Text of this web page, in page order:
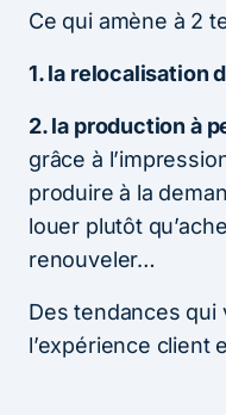
Ce qui amène à 2
1. la relocalisation
2. la production à
grâce à
produire à la
louer plutôt
renouveler…
Des tendances
l’expérience client